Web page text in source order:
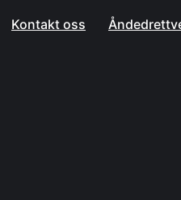
Kontakt oss